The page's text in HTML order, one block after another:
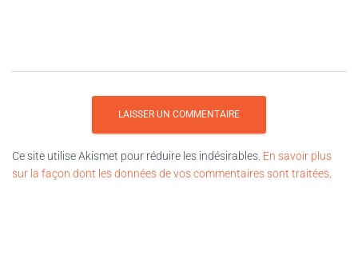
Ce site utilise Akismet pour réduire les indésirables. En savoir plus
sur la façon dont les données de vos commentaires sont traitées